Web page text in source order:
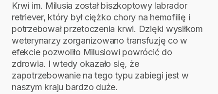
Krwi im. Milusia został biszkoptowy labrador
retriever, który był ciężko chory na hemofilię i
potrzebował przetoczenia krwi. Dzięki wysiłkom
weterynarzy zorganizowano transfuzję co w
efekcie pozwoliło Milusiowi powrócić do
zdrowia. I wtedy okazało się, że
zapotrzebowanie na tego typu zabiegi jest w
naszym kraju bardzo duże.